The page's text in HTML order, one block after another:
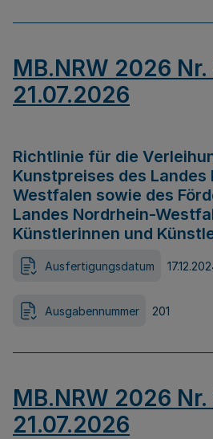
MB.NRW 2026 Nr.
21.07.2026
Richtlinie für die
Kunstpreises des Landes
Westfalen sowie des
Landes Nordrhein-
Künstlerinnen und
Ausfertigungsdatum
Ausgabennummer 201
MB.NRW 2026
21.07.2026